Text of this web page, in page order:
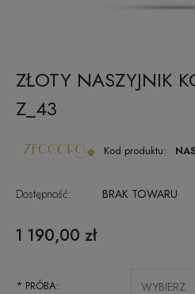
ZŁOTY NASZYJNIK
Z_43
Kod produktu:
Dostępność: BRAK TOWARU
1 190,00 zł
* PRÓBA: